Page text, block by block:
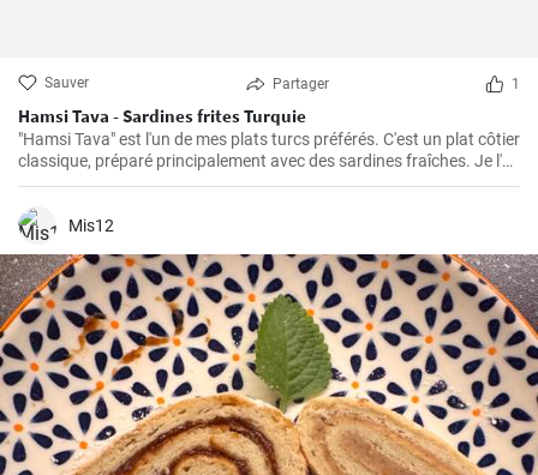
Sauver Partager 1
Hamsi Tava - Sardines frites Turquie
"Hamsi Tava" est l'un de mes plats turcs préférés. C'est un plat côtier
classique, préparé principalement avec des sardines fraîches. Je l'ai
découvert pour la première fois lors de mon voyage sur la côte de la
mer Noire en Turquie et j'ai été impressionné par sa simplicité et son
goût délicieux. Les sardines sont tournées dans de la semoule de
Mis12